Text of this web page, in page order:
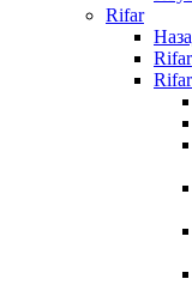
Rifar
Rifar